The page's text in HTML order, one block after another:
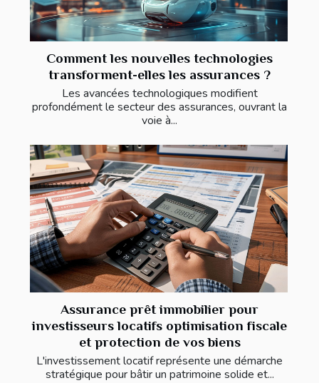
Comment les nouvelles technologies
transforment-elles les assurances ?
Les avancées technologiques modifient
profondément le secteur des assurances, ouvrant la
voie à...
Assurance prêt immobilier pour
investisseurs locatifs optimisation fiscale
et protection de vos biens
L'investissement locatif représente une démarche
stratégique pour bâtir un patrimoine solide et...